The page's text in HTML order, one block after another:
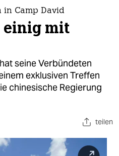
in Camp David
einig mit
seine Verbündeten
exklusiven Treffen
chinesische Regierung
teilen